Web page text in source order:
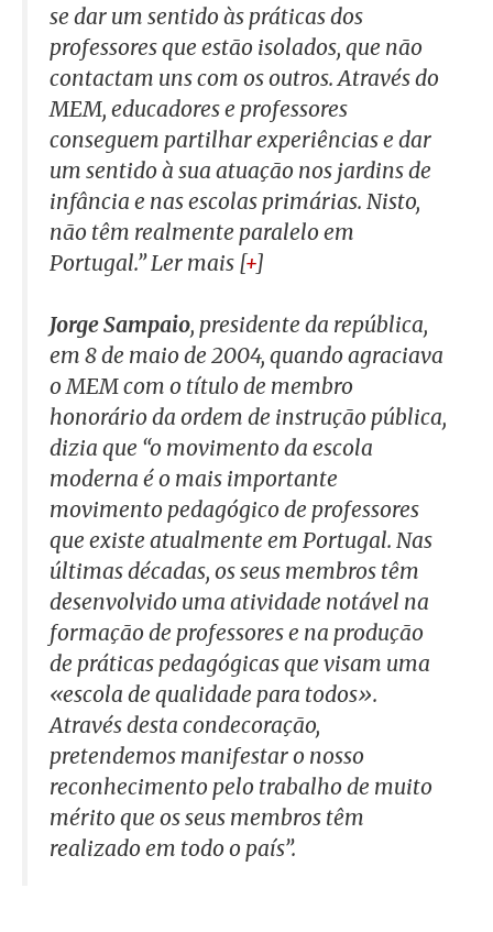
se dar um sentido às práticas dos
professores que estão isolados, que não
contactam uns com os outros. Através do
MEM, educadores e professores
conseguem partilhar experiências e dar
um sentido à sua atuação nos jardins de
infância e nas escolas primárias. Nisto,
não têm realmente paralelo em
Portugal.”Ler mais [+]
Jorge Sampaio, presidente da república,
em 8 de maio de 2004, quando agraciava
o MEM com o título de membro
honorário da ordem de instrução pública,
dizia que “o movimento da escola
moderna é o mais importante
movimento pedagógico de professores
que existe atualmente em Portugal. Nas
últimas décadas, os seus membros têm
desenvolvido uma atividade notável na
formação de professores e na produção
de práticas pedagógicas que visam uma
«escola de qualidade para todos».
Através desta condecoração,
pretendemos manifestar o nosso
reconhecimento pelo trabalho de muito
mérito que os seus membros têm
realizado em todo o país”.